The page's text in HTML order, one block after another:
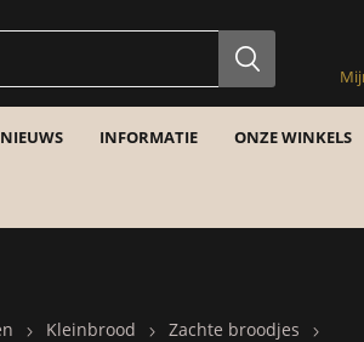
NIEUWS INFORMATIE ONZE WINKELS
Kleinbrood
Zachte broodjes